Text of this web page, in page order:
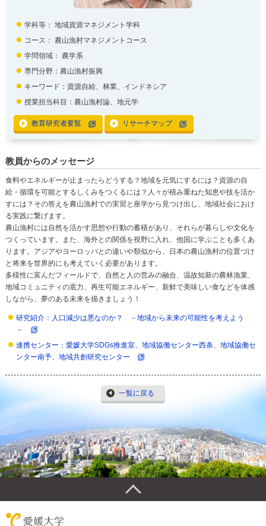
学科等： 地域資源マネジメント学科
コース： 農山漁村マネジメントコース
学問領域： 農学系
専門分野：農山漁村振興
キーワード：資源自給、林業、インドネシア
授業担当科目：農山漁村論、地元学
教育研究者要覧 リサーチマップ
教員からのメッセージ
食料やエネルギーが止まったらどうする？地域を元気にするには？資源の自
給・循環を可能とするしくみをつくるには？人々が積み重ねた知恵や技を活か
すには？その答えを農山漁村での実習と座学から見つけ出し、地域社会におけ
る実践に繋げます。
農山漁村には自然を活かす思想や行動の蓄積があり、それらが暮らしや文化を
つくっています。また、海外との関係を視野に入れ、他国に学ぶことも多くあ
ります。アジアやヨーロッパとの違いや類似から、日本の農山漁村の位置づけ
と将来を世界的にも考えていく必要があります。
多様性に富んだフィールドで、自然と人の営みの融合、温故知新の農林漁業、
地域コミュニティの底力、再生可能エネルギー、新鮮で美味しい食などを体感
しながら、夢のある未来を描きましょう！
研究紹介：人口減少は悪なのか？ －地域から未来の可能性を考えよう
－
連携センター：愛媛大学SDGs推進室、地域協働センター西条、地域協働セ
ンター南予、地域共創研究センター
一覧に戻る